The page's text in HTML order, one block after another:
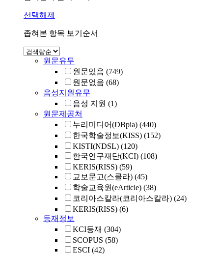
선택해제
좁혀본 항목 보기순서
원문유무
원문있음 (749)
원문없음 (68)
음성지원유무
음성 지원 (1)
원문제공처
누리미디어(DBpia) (440)
한국학술정보(KISS) (152)
KISTI(NDSL) (120)
한국연구재단(KCI) (108)
KERIS(RISS) (59)
교보문고(스콜라) (45)
학술교육원(eArticle) (38)
코리아스칼라(코리아스칼라) (24)
KERIS(RISS) (6)
등재정보
KCI등재 (304)
SCOPUS (58)
ESCI (42)